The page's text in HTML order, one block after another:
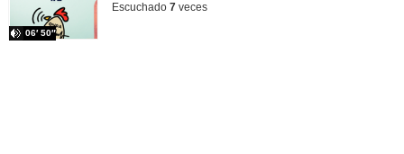
06′ 50″
Escuchado 7veces